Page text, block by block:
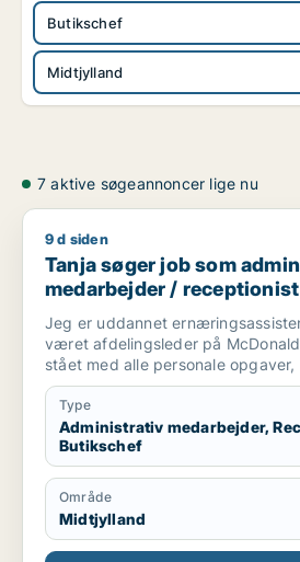
Butikschef
Midtjylland
7 aktive søgeannoncer lige nu
Tanja søger job som
9 d siden
Tanja søger job som
medarbejder /
Jeg er uddannet
været afdelingsleder på
stået med alle personale
til vagtplanlægning. Jeg kunne
erfaring at fortsætte med at
planlægge og have med
Type
Administrativ medarbejder,
Butikschef
Område
Midtjylland